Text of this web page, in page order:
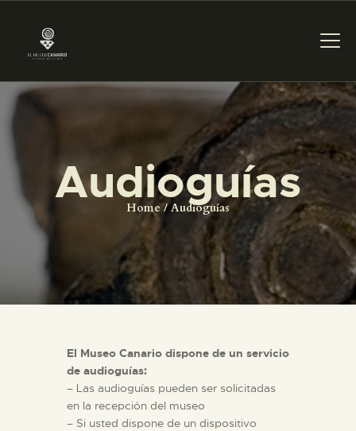
Audioguías
Home Audioguías
PREPARAR LA VISITA
ACTIVIDADES
EL MUSEO
COLECCIONES
DIDÁCTICA
ESPAÑOL
El Museo Canario dispone de un servicio
de audioguías:
– Las audioguías pueden ser solicitadas
en la recepción del museo
– Si usted dispone de un dispositivo